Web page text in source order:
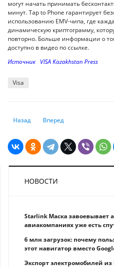
могут начать принимать
минут. Tap to Phone гарантирует
использованию EMV-чипа, где
динамическую криптограмму,
повторно. Больше информации о
доступно в видео по ссылке.
Источник VISA Kazakhstan Press
Visa
Предыдущий: Гонконг
Назад Следующий: Вам
Вперед
НОВОСТИ
Starlink Маска завоевывает
авиакомпаниях уже есть
6 млн загрузок: почему
этот навигатор вместо
Экспорт электромобилей из